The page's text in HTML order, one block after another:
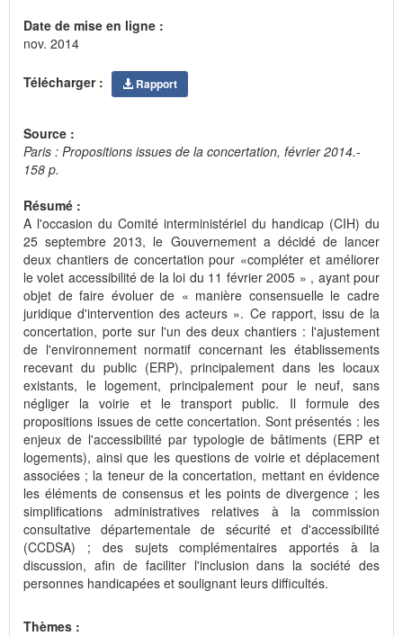
Date de mise en ligne :
nov. 2014
Télécharger : Rapport
Source :
Paris : Propositions issues de la concertation, février 2014.-
158 p.
Résumé :
A l'occasion du Comité interministériel du handicap (CIH) du
25 septembre 2013, le Gouvernement a décidé de lancer
deux chantiers de concertation pour «compléter et améliorer
le volet accessibilité de la loi du 11 février 2005 » , ayant pour
objet de faire évoluer de « manière consensuelle le cadre
juridique d'intervention des acteurs ». Ce rapport, issu de la
concertation, porte sur l'un des deux chantiers : l'ajustement
de l'environnement normatif concernant les établissements
recevant du public (ERP), principalement dans les locaux
existants, le logement, principalement pour le neuf, sans
négliger la voirie et le transport public. Il formule des
propositions issues de cette concertation. Sont présentés : les
enjeux de l'accessibilité par typologie de bâtiments (ERP et
logements), ainsi que les questions de voirie et déplacement
associées ; la teneur de la concertation, mettant en évidence
les éléments de consensus et les points de divergence ; les
simplifications administratives relatives à la commission
consultative départementale de sécurité et d'accessibilité
(CCDSA) ; des sujets complémentaires apportés à la
discussion, afin de faciliter l'inclusion dans la société des
personnes handicapées et soulignant leurs difficultés.
Thèmes :